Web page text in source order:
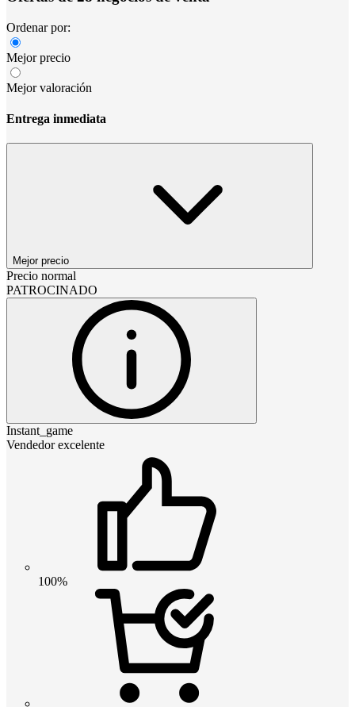
Ordenar por:
Mejor precio
Mejor valoración
Entrega inmediata
Mejor precio
Precio normal
PATROCINADO
Instant_game
Vendedor excelente
100%